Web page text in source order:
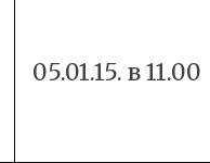
05.01.15. в 11.00